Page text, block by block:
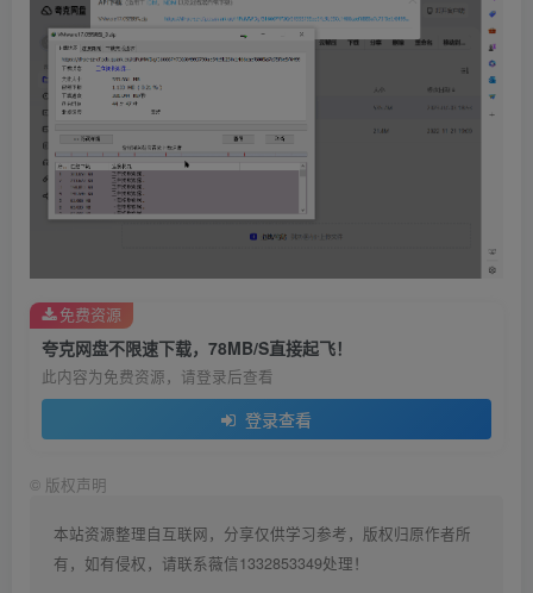
夸克网盘不限速下载，78MB/S直接起飞！
此内容为免费资源，请登录后查看
登录查看
免费资源
© 版权声明
本站资源整理自互联网，分享仅供学习参考，版权归原作者所
有，如有侵权，请联系薇信1332853349处理！